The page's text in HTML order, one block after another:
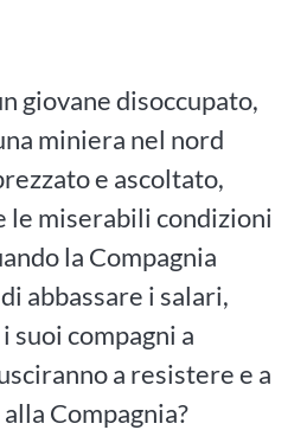
giovane disoccupato,
miniera nel nord
e ascoltato,
le miserabili condizioni
la Compagnia
abbassare i salari,
suoi compagni a
a resistere e a
Compagnia?